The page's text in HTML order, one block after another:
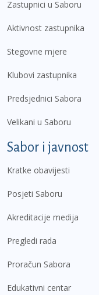
Zastupnici u Saboru
Aktivnost zastupnika
Stegovne mjere
Klubovi zastupnika
Predsjednici Sabora
Velikani u Saboru
Sabor i javnost
Kratke obavijesti
Posjeti Saboru
Akreditacije medija
Pregledi rada
Proračun Sabora
Edukativni centar